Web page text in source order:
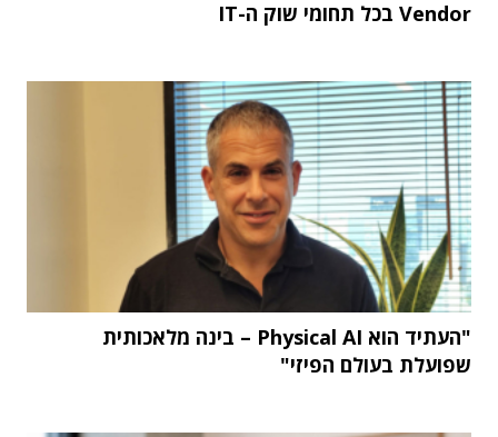
Vendor בכל תחומי שוק ה-IT
"העתיד הוא Physical AI – בינה מלאכותית
שפועלת בעולם הפיזי"